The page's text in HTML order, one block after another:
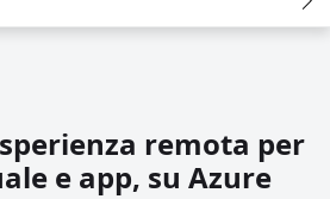
remota per
e app, su Azure